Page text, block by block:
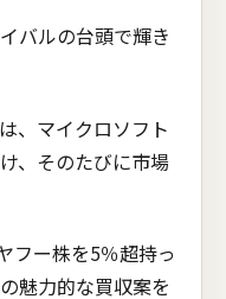
バルの台頭で輝き
、マイクロソフト
、そのたびに市場
フー株を5％超持っ
魅力的な買収案を